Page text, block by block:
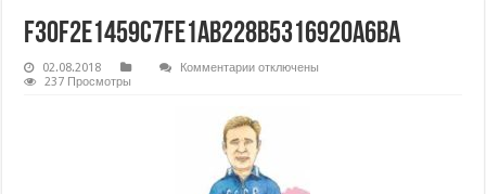
f30f2e1459c7fe1ab228b5316920a6ba
02.08.2018 Комментариикотключены
237 Просмотры